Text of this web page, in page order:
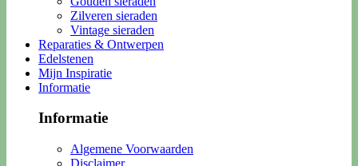
Zilveren sieraden
Vintage sieraden
Reparaties & Ontwerpen
Edelstenen
Mijn Inspiratie
Informatie
Informatie
Algemene Voorwaarden